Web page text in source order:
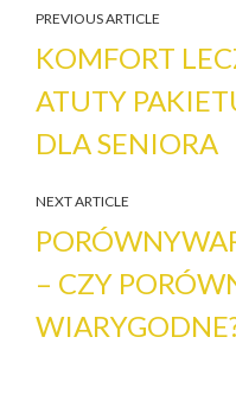
PREVIOUS ARTICLE
KOMFORT
ATUTY
DLA SENIORA
NEXT ARTICLE
– CZY